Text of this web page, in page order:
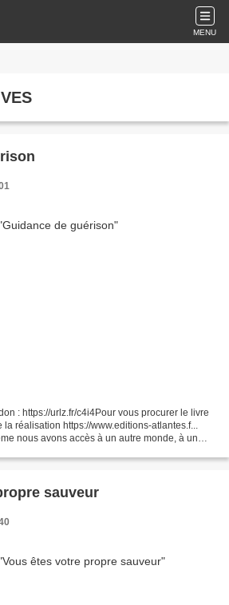
MENU
: https://urlz.fr/c4i4Pour vous procurer le livre
réalisation https://www.editions-atlantes.f...
nous avons accès à un autre monde, à un
sauveur